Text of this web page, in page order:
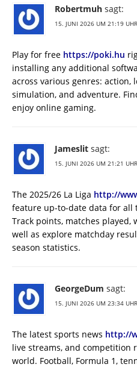
Robertmuh sagt:
15. JUNI 2026 UM 21:19 UHR
Play for free https://poki.hu
installing any additional
across various genres: action,
simulation, and adventure.
enjoy online gaming.
Jameslit sagt:
15. JUNI 2026 UM 21:21 UHR
The 2025/26 La Liga http://
feature up-to-date data for all
Track points, matches played,
well as explore matchday
season statistics.
GeorgeDum sagt:
15. JUNI 2026 UM 23:34 UHR
The latest sports news http://
live streams, and competition
world. Football, Formula 1,